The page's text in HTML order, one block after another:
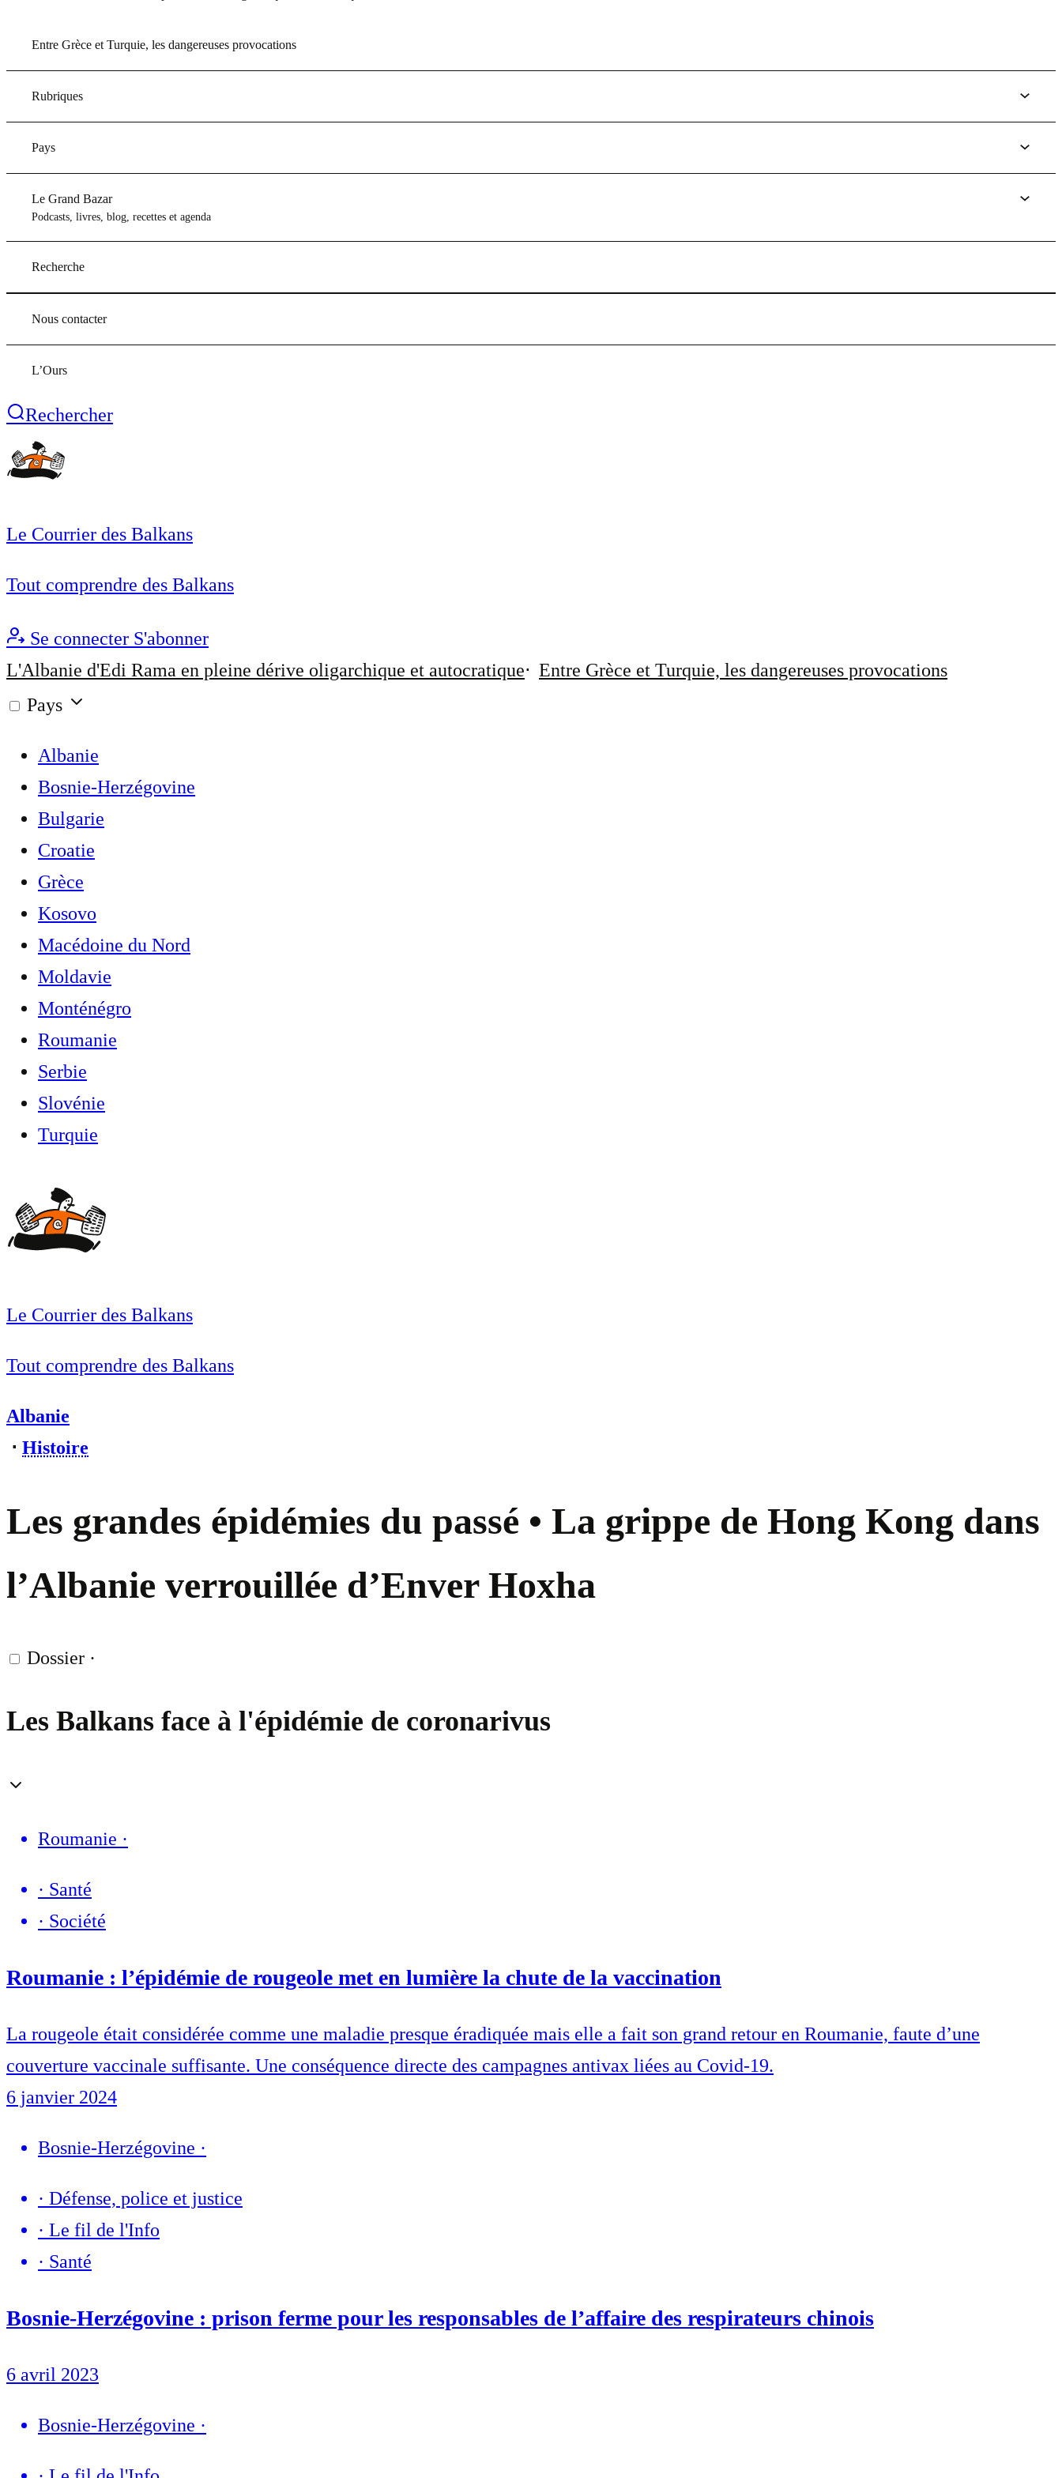
Entre Grèce et Turquie, les dangereuses provocations
Rubriques
Pays
Le Grand Bazar
Podcasts, livres, blog, recettes et agenda
Recherche
Nous contacter
L’Ours
Rechercher
Le Courrier des Balkans
Tout comprendre des Balkans
Se connecter S'abonner
L'Albanie d'Edi Rama en pleine dérive oligarchique et autocratique
Entre Grèce et Turquie, les dangereuses provocations
Pays
Albanie
Bosnie-Herzégovine
Bulgarie
Croatie
Grèce
Kosovo
Macédoine du Nord
Moldavie
Monténégro
Roumanie
Serbie
Slovénie
Turquie
Le Courrier des Balkans
Tout comprendre des Balkans
Albanie
⋅ Histoire
Les grandes épidémies du passé • La grippe de Hong Kong dans
l’Albanie verrouillée d’Enver Hoxha
Dossier ·
Les Balkans face à l'épidémie de coronarivus
Roumanie ·
· Santé
· Société
Roumanie : l’épidémie de rougeole met en lumière la chute de la vaccination
La rougeole était considérée comme une maladie presque éradiquée mais elle a fait son grand retour en Roumanie, faute d’une
couverture vaccinale suffisante. Une conséquence directe des campagnes antivax liées au Covid-19.
6 janvier 2024
Bosnie-Herzégovine ·
· Défense, police et justice
· Le fil de l'Info
· Santé
Bosnie-Herzégovine : prison ferme pour les responsables de l’affaire des respirateurs chinois
6 avril 2023
Bosnie-Herzégovine ·